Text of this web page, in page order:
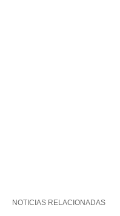
NOTICIAS RELACIONADAS